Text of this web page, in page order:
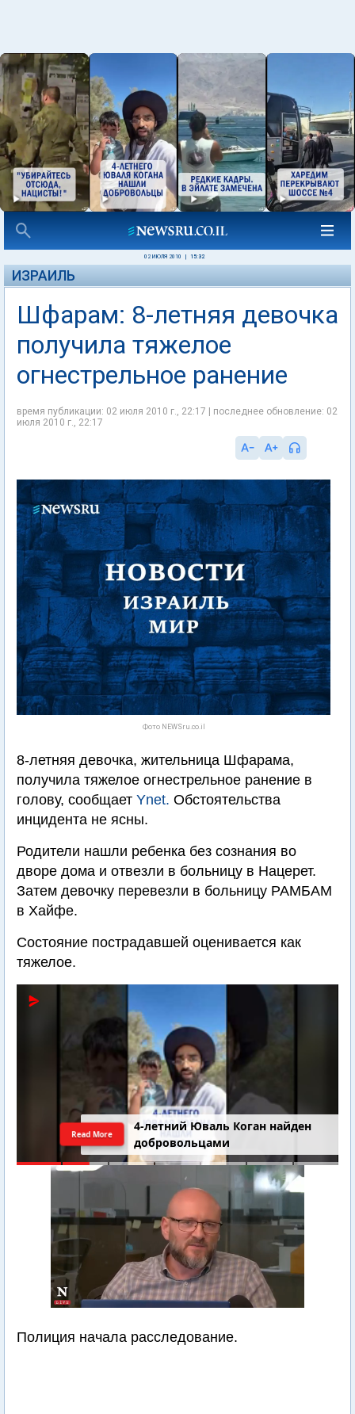
02 ИЮЛЯ 2010 15:32
ИЗРАИЛЬ
Шфарам: 8-летняя девочка
получила тяжелое
огнестрельное ранение
время публикации: 02 июля 2010 г., 22:17 | последнее обновление: 02
июля 2010 г., 22:17
Фото NEWSru.co.il
8-летняя девочка, жительница Шфарама,
получила тяжелое огнестрельное ранение в
голову, сообщает Ynet. Обстоятельства
инцидента не ясны.
Родители нашли ребенка без сознания во
дворе дома и отвезли в больницу в Нацерет.
Затем девочку перевезли в больницу РАМБАМ
в Хайфе.
Состояние пострадавшей оценивается как
тяжелое.
4-летний Юваль Коган найден
добровольцами
Read More
Полиция начала расследование.